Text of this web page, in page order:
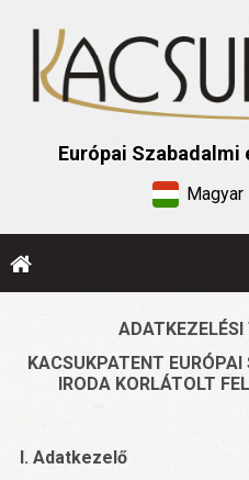
Európai Szabadalmi
Magyar
KACSUKPATENT
IRODA KORLÁTOLT
I. Adatkezelő